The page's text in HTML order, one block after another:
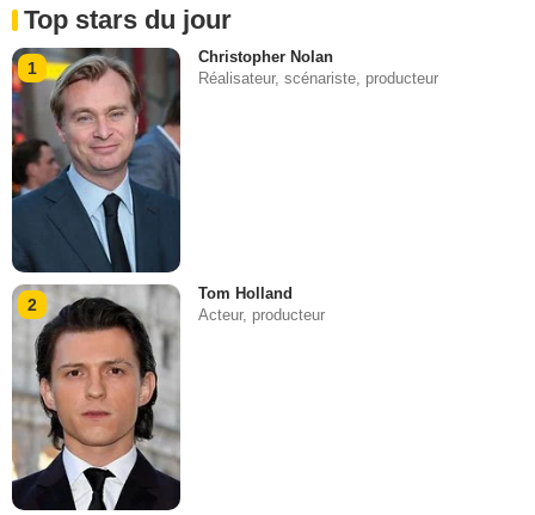
Top stars du jour
1
Christopher Nolan
Réalisateur, scénariste, producteur
2
Tom Holland
Acteur, producteur